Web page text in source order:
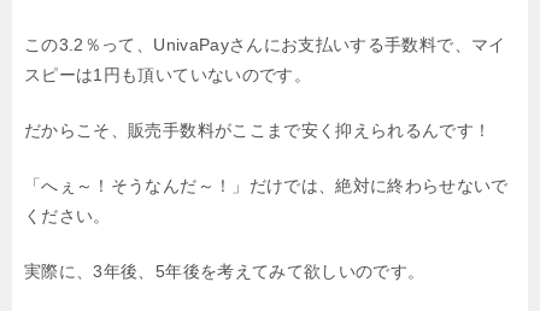
この3.2％って、UnivaPayさんにお支払いする手数料で、マイ
スピーは1円も頂いていないのです。
だからこそ、販売手数料がここまで安く抑えられるんです！
「へぇ～！そうなんだ～！」だけでは、絶対に終わらせないで
ください。
実際に、3年後、5年後を考えてみて欲しいのです。